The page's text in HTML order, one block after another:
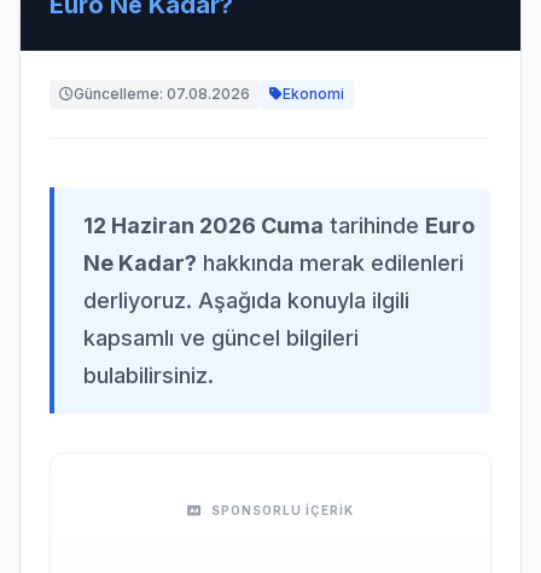
Güncelleme: 07.08.2026 Ekonomi
12 Haziran 2026 Cuma tarihinde Euro
Ne Kadar? hakkında merak edilenleri
derliyoruz. Aşağıda konuyla ilgili
kapsamlı ve güncel bilgileri
bulabilirsiniz.
SPONSORLU İÇERİK